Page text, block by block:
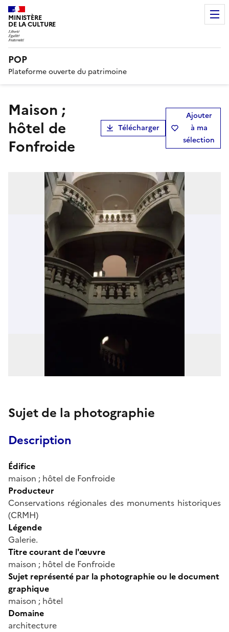
MINISTÈRE
DE LA CULTURE
POP
Plateforme ouverte du patrimoine
maison ;
hôtel de
Fonfroide
Télécharger
Ajouter
à ma
sélection
Sujet de la photographie
Description
Édifice
maison ; hôtel de Fonfroide
Producteur
Conservations régionales des monuments historiques
(CRMH)
Légende
Galerie.
Titre courant de l'œuvre
maison ; hôtel de Fonfroide
Sujet représenté par la photographie ou le document
graphique
maison ; hôtel
Domaine
architecture